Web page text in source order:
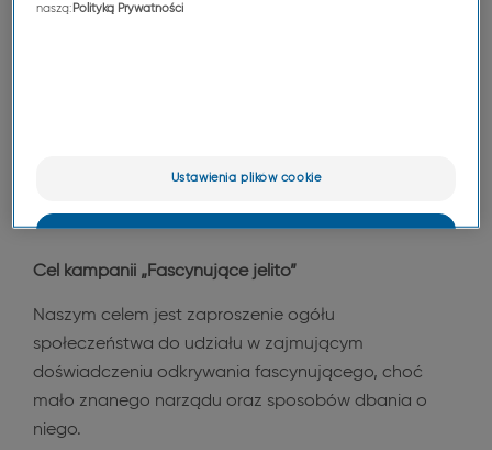
Jak w poprzednich latach, Laboratoires Pierre Fabre
„Fascynujące jelito”.
Cel kampanii „Fascynujące jelito”
Naszym celem jest zaproszenie ogółu
społeczeństwa do udziału w zajmującym
doświadczeniu odkrywania fascynującego, choć
mało znanego narządu oraz sposobów dbania o
niego.
naszą: Polityką Prywatności
Ustawienia plików cookie